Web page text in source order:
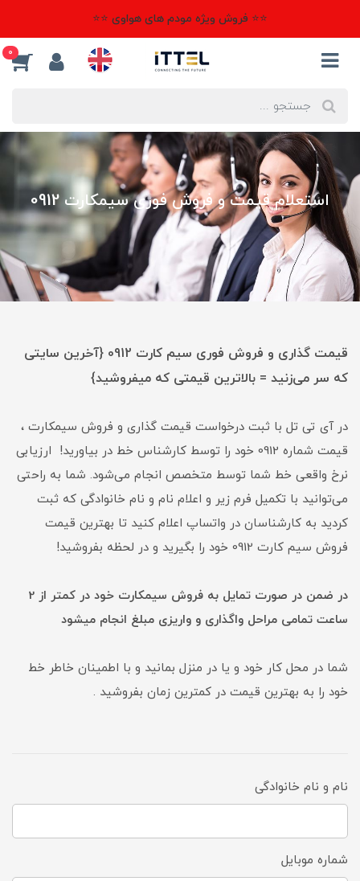
⭐⭐ فروش ویژه مودم های هواوی ⭐⭐
0
استعلام قیمت و فروش فوری سیمکارت 0912
قیمت گذاری و فروش فوری سیم کارت 0912 {آخرین سایتی
که سر می‌زنید = بالاترین قیمتی که میفروشید}
در آی تی تل با ثبت درخواست قیمت گذاری و فروش سیمکارت ،
قیمت شماره 0912 خود را توسط کارشناس خط در بیاورید! ارزیابی
نرخ واقعی خط شما توسط متخصص انجام می‌شود. شما به راحتی
می‌توانید با تکمیل فرم زیر و اعلام نام و نام خانوادگی که ثبت
کردید به کارشناسان در واتساپ اعلام کنید تا بهترین قیمت
فروش سیم کارت 0912 خود را بگیرید و در لحظه بفروشید!
در ضمن در صورت تمایل به فروش سیمکارت خود در کمتر از 2
ساعت تمامی مراحل واگذاری و واریزی مبلغ انجام میشود
شما در محل کار خود و یا در منزل بمانید و با اطمینان خاطر خط
خود را به بهترین قیمت در کمترین زمان بفروشید .
نام و نام خانوادگی
شماره موبایل